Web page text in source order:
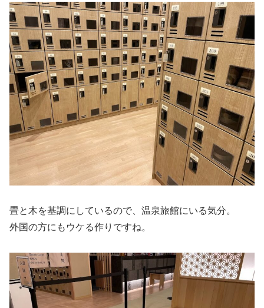
畳と木を基調にしているので、温泉旅館にいる気分。
外国の方にもウケる作りですね。